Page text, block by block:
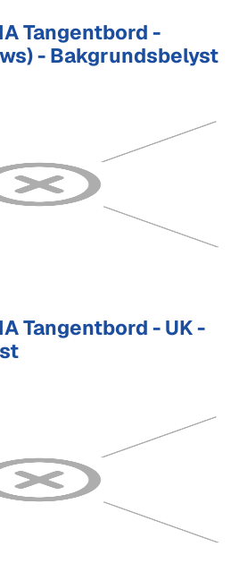
Tangentbord -
- Bakgrundsbelyst
Tangentbord - UK -